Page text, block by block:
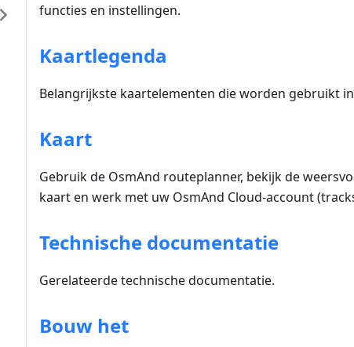
functies en instellingen.
Kaartlegenda
Belangrijkste kaartelementen die worden gebruikt
Kaart
Gebruik de OsmAnd routeplanner, bekijk de
kaart en werk met uw OsmAnd Cloud-account
Technische documentatie
Gerelateerde technische documentatie.
Bouw het